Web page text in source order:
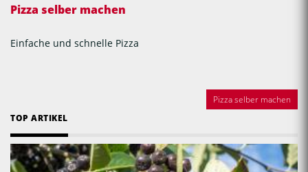
Pizza selber machen
Einfache und schnelle Pizza
Pizza selber machen
TOP ARTIKEL